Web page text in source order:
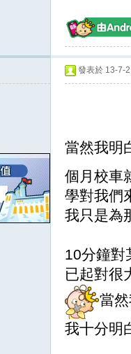
發表於 13-7-
當然我明
個月校車
學對我們
我只是為
10分鐘對
已起對很
當
我十分明